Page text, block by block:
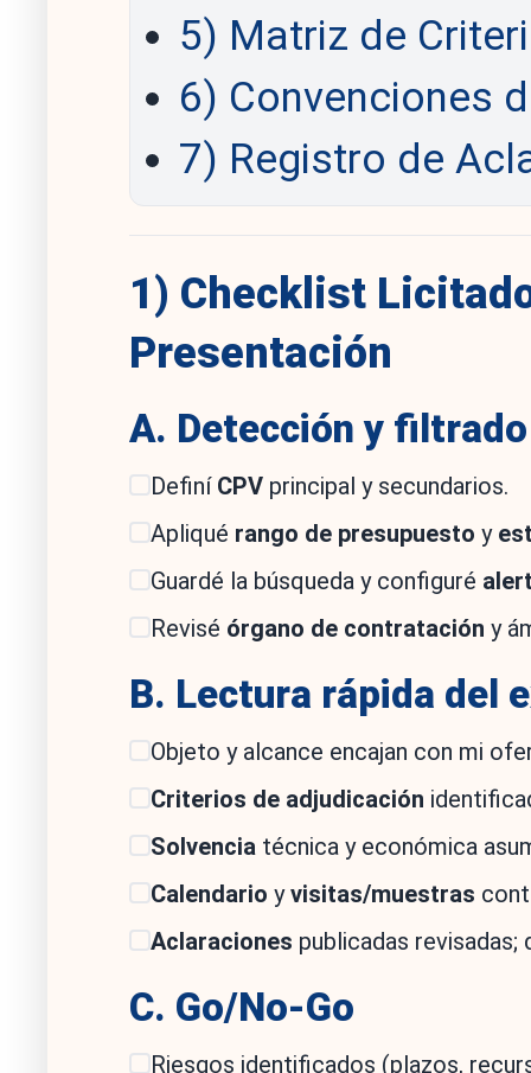
5) Matriz de
6) Convenciones
7) Registro de
1) Checklist
Presentación
A. Detección y
Definí CPVprincipal y secundarios.
Apliqué rango de presupuesto y
Guardé la búsqueda y configuré
Revisé órgano de contratación y
B. Lectura rápida del
Objeto y alcance encajan con mi
Criterios de adjudicación
Solvenciatécnica y económica
Calendario yvisitas/muestras
Aclaraciones publicadas revisadas;
C. Go/No-Go
Riesgos identificados (plazos,